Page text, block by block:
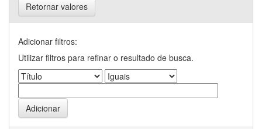
Retornar valores
Adicionar filtros:
Utilizar filtros para refinar o resultado de busca.